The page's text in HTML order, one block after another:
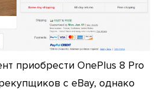
приобрести OnePlus 8 Pro
с eBay, однако